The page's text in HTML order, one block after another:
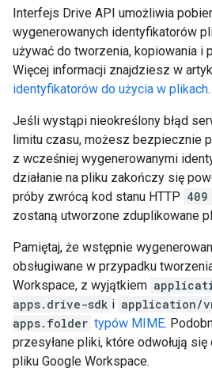
Interfejs Drive API umożliwia
wygenerowanych identyfikatorów
używać do tworzenia, kopiowania i
Więcej informacji znajdziesz w
identyfikatorów do użycia w plikach.
Jeśli wystąpi nieokreślony błąd
limitu czasu, możesz bezpiecznie
z wcześniej wygenerowanymi
działanie na pliku zakończy się
próby zwrócą kod stanu HTTP
zostaną utworzone zduplikowane
Pamiętaj, że wstępnie
obsługiwane w przypadku
Workspace, z wyjątkiem
apps.drive-sdk i application/
apps.folder typów MIME.
przesyłane pliki, które odwołują
pliku Google Workspace.